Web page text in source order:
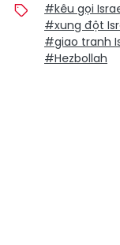
#kêu gọi
#xung đột
#giao tranh
#Hezbollah